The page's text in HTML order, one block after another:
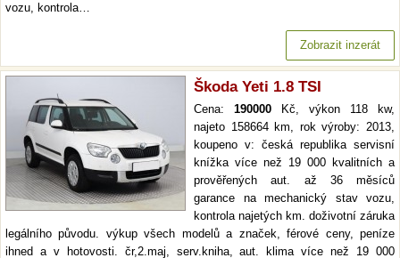
vozu, kontrola…
Zobrazit inzerát
Škoda Yeti 1.8 TSI
Cena: 190000 Kč, výkon 118 kw,
najeto 158664 km, rok výroby: 2013,
koupeno v: česká republika servisní
knížka více než 19 000 kvalitních a
prověřených aut. až 36 měsíců
garance na mechanický stav vozu,
kontrola najetých km. doživotní záruka
legálního původu. výkup všech modelů a značek, férové ceny, peníze
ihned a v hotovosti. čr,2.maj, serv.kniha, aut. klima více než 19 000